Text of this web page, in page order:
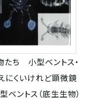
たち 小型ベントス・
にくいけれど顕微鏡
ベントス（底生生物）